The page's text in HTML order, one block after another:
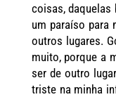
coisas, daquelas
um paraíso para
outros lugares.
muito, porque a
ser de outro
triste na minha